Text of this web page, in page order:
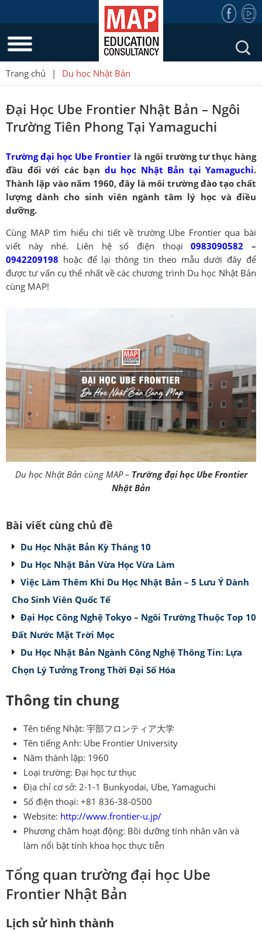
Trang chủ | Du học Nhật Bản
Đại Học Ube Frontier Nhật Bản – Ngôi
Trường Tiên Phong Tại Yamaguchi
Trường đại học Ube Frontier là ngôi trường tư thục hàng
đầu đối với các bạn du học Nhật Bản tại Yamaguchi.
Thành lập vào năm 1960, đây là môi trường đào tạo chất
lượng dành cho sinh viên ngành tâm lý học và điều
dưỡng.
Cùng MAP tìm hiểu chi tiết về trường Ube Frontier qua bài
viết này nhé. Liên hệ số điện thoại0983090582 –
0942209198 hoặc để lại thông tin theo mẫu dưới đây để
được tư vấn cụ thể nhất về các chương trình Du học Nhật Bản
cùng MAP!
Du học Nhật Bản cùng MAP – Trường đại học Ube Frontier
Nhật Bản
Bài viết cùng chủ đề
Du Học Nhật Bản Kỳ Tháng 10
Du Học Nhật Bản Vừa Học Vừa Làm
Việc Làm Thêm Khi Du Học Nhật Bản – 5 Lưu Ý Dành
Cho Sinh Viên Quốc Tế
Đại Học Công Nghệ Tokyo – Ngôi Trường Thuộc Top 10
Đất Nước Mặt Trời Mọc
Du Học Nhật Bản Ngành Công Nghệ Thông Tin: Lựa
Chọn Lý Tưởng Trong Thời Đại Số Hóa
Thông tin chung
Tên tiếng Nhật: 宇部フロンティア大学
Tên tiếng Anh: Ube Frontier University
Năm thành lập: 1960
Loại trường: Đại học tư thục
Địa chỉ cơ sở: 2-1-1 Bunkyodai, Ube, Yamaguchi
Số điện thoại: +81 836-38-0500
Website: http://www.frontier-u.jp/
Phương châm hoạt động: Bồi dưỡng tính nhân văn và
làm nổi bật tính khoa học thực tiễn
Tổng quan trường đại học Ube
Frontier Nhật Bản
Lịch sử hình thành